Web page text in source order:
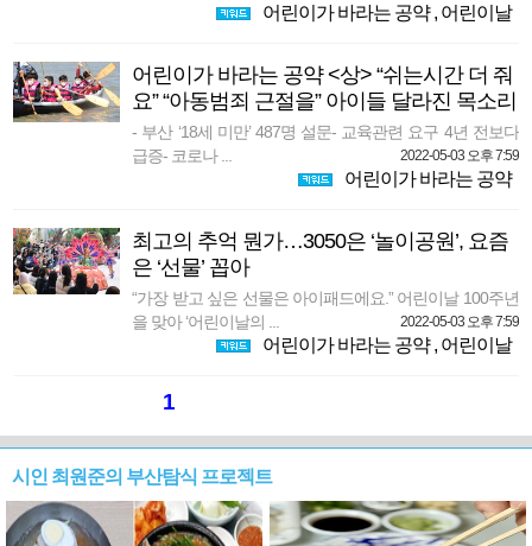
어린이가 바라는 공약, 어린이날
어린이가 바라는 공약 <상> “쉬는시간 더 줘
요” “아동범죄 근절을” 아이들 달라진 목소리
- 부산 ‘18세 미만’ 487명 설문- 교육관련 요구 4년 전보다
급증- 코로나 ...
2022-05-03 오후 7:59
어린이가 바라는 공약
최고의 추억 뭔가…3050은 ‘놀이공원’, 요즘
은 ‘선물’ 꼽아
“가장 받고 싶은 선물은 아이패드에요.” 어린이날 100주년
을 맞아 ‘어린이날의 ...
2022-05-03 오후 7:59
어린이가 바라는 공약, 어린이날
1
시인 최원준의 부산탐식 프로젝트